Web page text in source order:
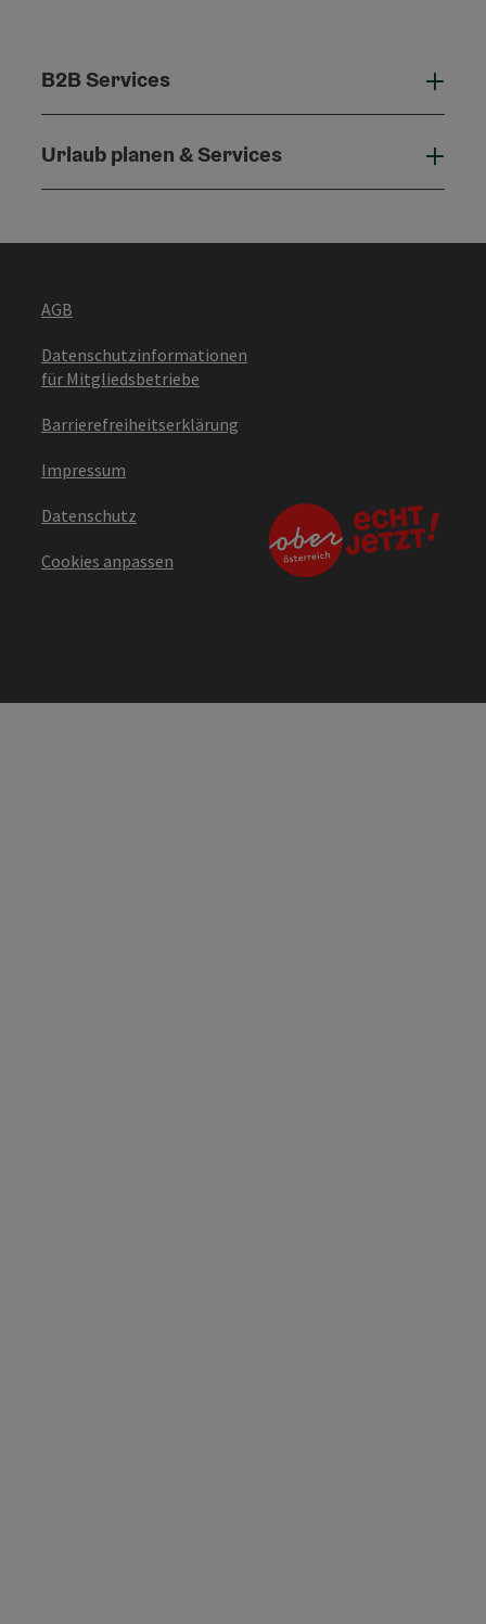
B2B Services
Urlaub planen & Services
AGB
Datenschutzinformationen
für Mitgliedsbetriebe
Barrierefreiheitserklärung
Impressum
Datenschutz
Cookies anpassen